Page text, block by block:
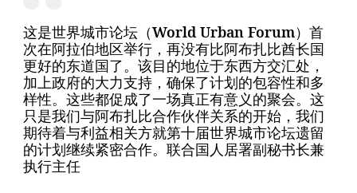
这是世界城市论坛（World Urban Forum）首
次在阿拉伯地区举行，再没有比阿布扎比酋长国
更好的东道国了。该目的地位于东西方交汇处，
加上政府的大力支持，确保了计划的包容性和多
样性。这些都促成了一场真正有意义的聚会。这
只是我们与阿布扎比合作伙伴关系的开始，我们
期待着与利益相关方就第十届世界城市论坛遗留
的计划继续紧密合作。联合国人居署副秘书长兼
执行主任